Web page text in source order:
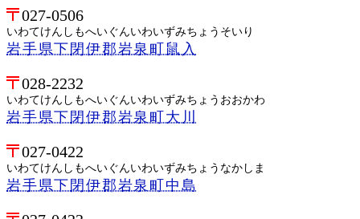
027-0506
いわてけんしもへいぐんいわいずみちょうそいり
岩手県下閉伊郡岩泉町鼠入
028-2232
いわてけんしもへいぐんいわいずみちょうおおかわ
岩手県下閉伊郡岩泉町大川
027-0422
いわてけんしもへいぐんいわいずみちょうなかしま
岩手県下閉伊郡岩泉町中島